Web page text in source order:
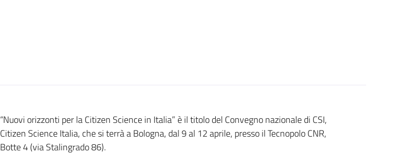
Introduzione
“Nuovi orizzonti per la Citizen Science in Italia” è il titolo del Convegno nazionale di CSI,
Citizen Science Italia, che si terrà a Bologna, dal 9 al 12 aprile, presso il Tecnopolo CNR,
Botte 4 (via Stalingrado 86).